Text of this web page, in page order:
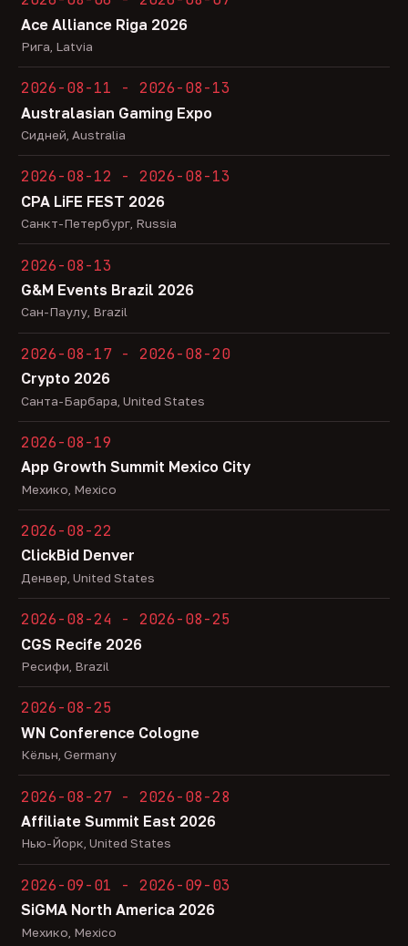
Ace Alliance Riga 2026
Рига, Latvia
2026-08-11 - 2026-08-13
Australasian Gaming Expo
Сидней, Australia
2026-08-12 - 2026-08-13
CPA LiFE FEST 2026
Санкт-Петербург, Russia
2026-08-13
G&M Events Brazil 2026
Сан-Паулу, Brazil
2026-08-17 - 2026-08-20
Crypto 2026
Санта-Барбара, United States
2026-08-19
App Growth Summit Mexico City
Мехико, Mexico
2026-08-22
ClickBid Denver
Денвер, United States
2026-08-24 - 2026-08-25
CGS Recife 2026
Ресифи, Brazil
2026-08-25
WN Conference Cologne
Кёльн, Germany
2026-08-27 - 2026-08-28
Affiliate Summit East 2026
Нью-Йорк, United States
2026-09-01 - 2026-09-03
SiGMA North America 2026
Мехико, Mexico